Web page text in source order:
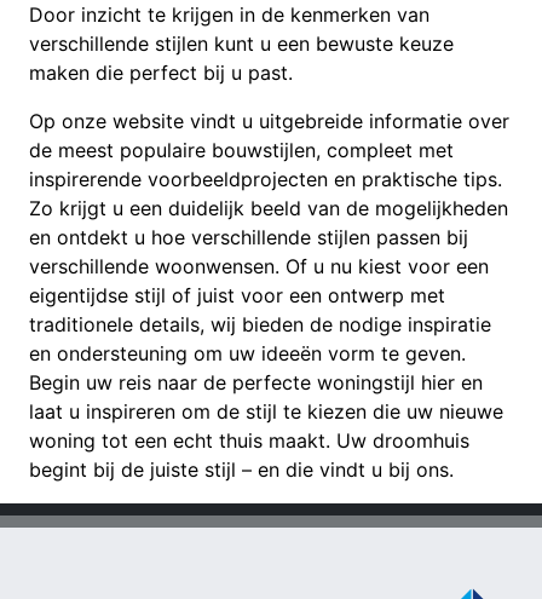
Door inzicht te krijgen in de kenmerken van
verschillende stijlen kunt u een bewuste keuze
maken die perfect bij u past.
Op onze website vindt u uitgebreide informatie over
de meest populaire bouwstijlen, compleet met
inspirerende voorbeeldprojecten en praktische tips.
Zo krijgt u een duidelijk beeld van de mogelijkheden
en ontdekt u hoe verschillende stijlen passen bij
verschillende woonwensen. Of u nu kiest voor een
eigentijdse stijl of juist voor een ontwerp met
traditionele details, wij bieden de nodige inspiratie
en ondersteuning om uw ideeën vorm te geven.
Begin uw reis naar de perfecte woningstijl hier en
laat u inspireren om de stijl te kiezen die uw nieuwe
woning tot een echt thuis maakt. Uw droomhuis
begint bij de juiste stijl – en die vindt u bij ons.